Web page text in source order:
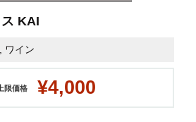
KAI
ワイン
限価格 ¥4,000